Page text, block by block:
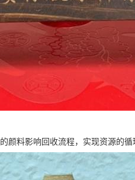
颜料影响回收流程，实现资源的循